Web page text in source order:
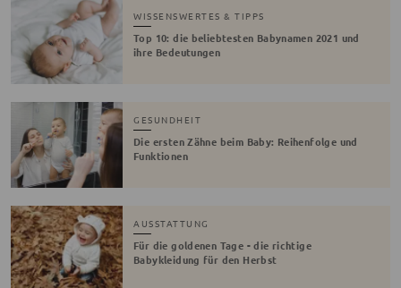
WISSENSWERTES & TIPPS
Top 10: die beliebtesten Babynamen 2021 und
ihre Bedeutungen
GESUNDHEIT
Die ersten Zähne beim Baby: Reihenfolge und
Funktionen
AUSSTATTUNG
Für die goldenen Tage - die richtige
Babykleidung für den Herbst